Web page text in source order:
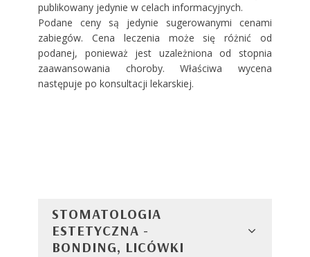
publikowany jedynie w celach informacyjnych.
Podane ceny są jedynie sugerowanymi cenami
zabiegów. Cena leczenia może się różnić od
podanej, ponieważ jest uzależniona od stopnia
zaawansowania choroby. Właściwa wycena
następuje po konsultacji lekarskiej.
STOMATOLOGIA
ESTETYCZNA -
BONDING, LICÓWKI